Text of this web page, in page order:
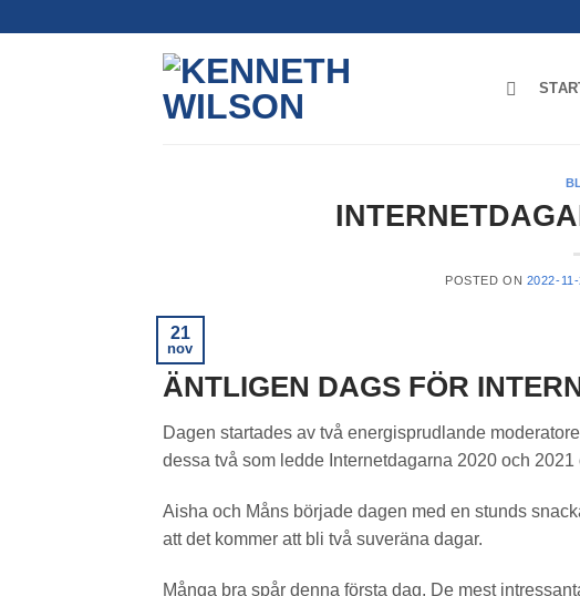
POSTED ON 2022-11-
21
nov
ÄNTLIGEN DAGS FÖR
Dagen startades av två energisprudlande
dessa två som ledde Internetdagarna 2020 och
Aisha och Måns började dagen med en stunds
att det kommer att bli två suveräna dagar.
Många bra spår denna första dag. De mest